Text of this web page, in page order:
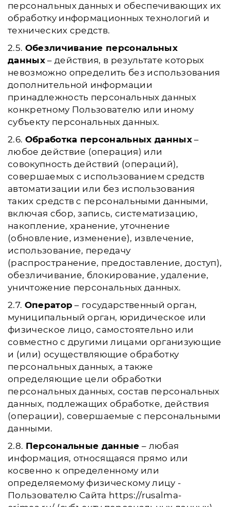
персональных данных и обеспечивающих их
обработку информационных технологий и
технических средств.
2.5. Обезличивание персональных
данных– действия, в результате которых
невозможно определить без использования
дополнительной информации
принадлежность персональных данных
конкретному Пользователю или иному
субъекту персональных данных.
2.6. Обработка персональных данных–
любое действие (операция) или
совокупность действий (операций),
совершаемых с использованием средств
автоматизации или без использования
таких средств с персональными данными,
включая сбор, запись, систематизацию,
накопление, хранение, уточнение
(обновление, изменение), извлечение,
использование, передачу
(распространение, предоставление, доступ),
обезличивание, блокирование, удаление,
уничтожение персональных данных.
2.7. Оператор – государственный орган,
муниципальный орган, юридическое или
физическое лицо, самостоятельно или
совместно с другими лицами организующие
и (или) осуществляющие обработку
персональных данных, а также
определяющие цели обработки
персональных данных, состав персональных
данных, подлежащих обработке, действия
(операции), совершаемые с персональными
данными.
2.8. Персональные данные – любая
информация, относящаяся прямо или
косвенно к определенному или
определяемому физическому лицу -
Пользователю Сайта https://rusalma-